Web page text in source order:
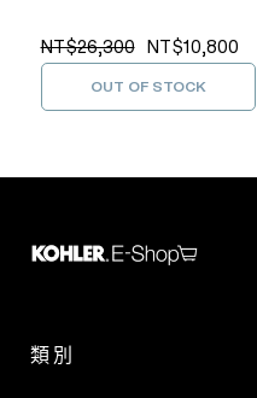
NT$26,300 NT$10,800
OUT OF STOCK
類別